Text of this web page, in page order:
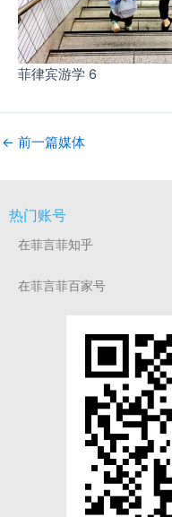
菲律宾游学 6
← 前一篇媒体
热门账号
在菲言菲知乎
在菲言菲百家号